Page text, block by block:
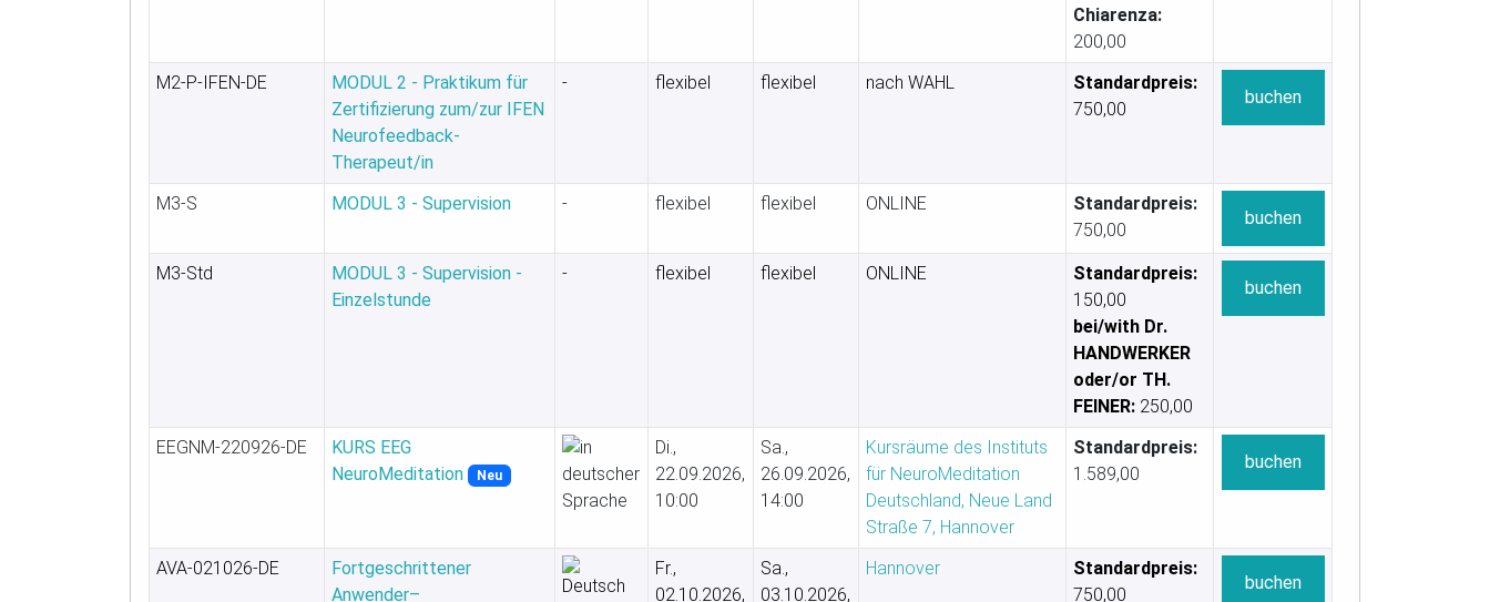
Chiarenza:
200,00
M2-P-IFEN-DE
MODUL 2 - Praktikum für
Zertifizierung zum/zur IFEN
Neurofeedback-
Therapeut/in
- flexibel flexibel nach WAHL
Standardpreis:
750,00
buchen
M3-S MODUL 3 - Supervision - flexibel flexibel ONLINE
Standardpreis:
750,00
buchen
M3-Std
MODUL 3 - Supervision -
Einzelstunde
- flexibel flexibel ONLINE
Standardpreis:
150,00
bei/with Dr.
HANDWERKER
oder/or TH.
FEINER: 250,00
buchen
EEGNM-220926-DE
KURS EEG
NeuroMeditation
Neu
Di.,
22.09.2026,
10:00
Sa.,
26.09.2026,
14:00
Kursräume des Instituts
für NeuroMeditation
Deutschland, Neue Land
Straße 7, Hannover
Standardpreis:
1.589,00
buchen
AVA-021026-DE
Fortgeschrittener
Anwender–
Fr.,
02.10.2026,
Sa.,
03.10.2026,
Hannover
Standardpreis:
750,00
buchen